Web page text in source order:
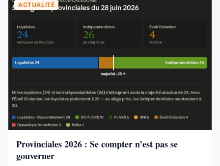
ACTUALITÉ
Provinciales 2026 : Se compter n’est pas se
gouverner